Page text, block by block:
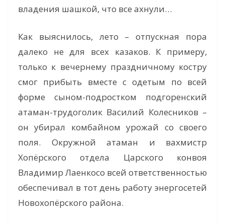
владения шашкой, что все ахнули…
Как выяснилось, лето – отпускная пора
далеко не для всех казаков. К примеру,
только к вечернему праздничному костру
смог прибыть вместе с одетым по всей
форме сыном-подростком подгоренский
атаман-трудоголик Василий Колесников –
он убирал комбайном урожай со своего
поля. Окружной атаман и вахмистр
Хопёрского отдела Царского конвоя
Владимир Лаенкосо всей ответственностью
обеспечивал в тот день работу энергосетей
Новохопёрского района.